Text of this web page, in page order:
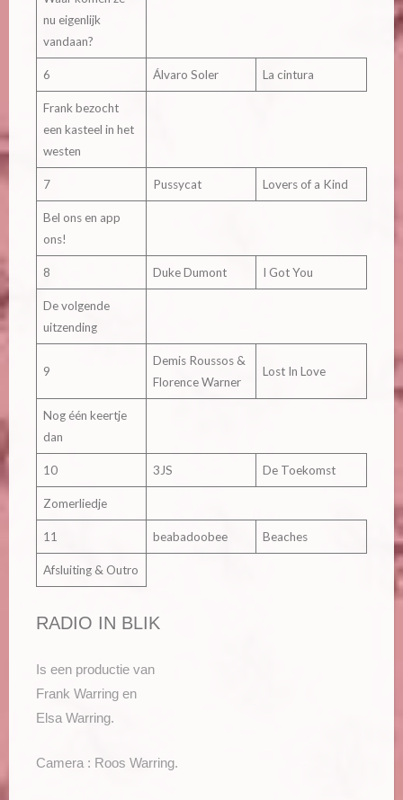
nu eigenlijk
vandaan?
6 Álvaro Soler La cintura
Frank bezocht
een kasteel in het
westen
7 Pussycat Lovers of a Kind
Bel ons en app
ons!
8 Duke Dumont I Got You
De volgende
uitzending
9
Demis Roussos &
Florence Warner
Lost In Love
Nog één keertje
dan
10 3JS De Toekomst
Zomerliedje
11 beabadoobee Beaches
Afsluiting & Outro
RADIO IN BLIK
Is een productie van
Frank Warring en
Elsa Warring.
Camera : Roos Warring.